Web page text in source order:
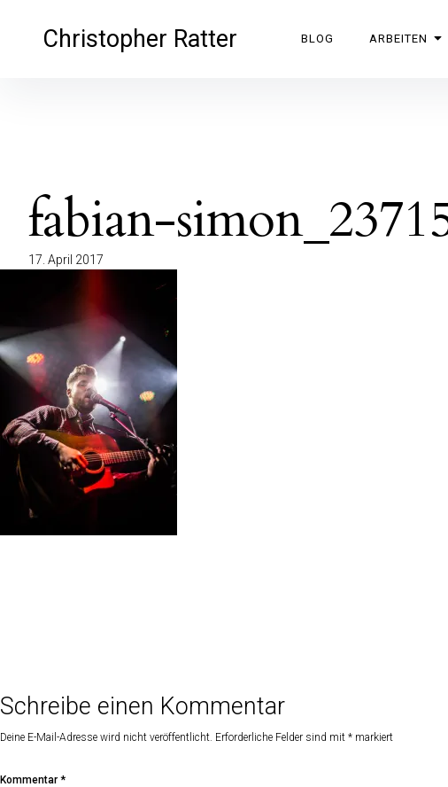
überspringenChristopher Ratter BLOG ARBEITEN
fabian-
17. April 2017
Schreibe einen Kommentar
Deine E-Mail-Adresse wird nicht veröffentlicht. Erforderliche Felder sind mit * markiert
Kommentar *